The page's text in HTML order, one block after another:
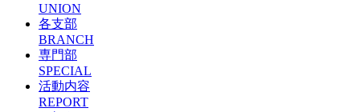
UNION
各支部
BRANCH
専門部
SPECIAL
活動内容
REPORT